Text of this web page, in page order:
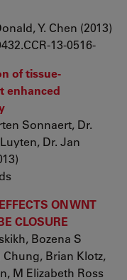
Y. Chen (2013)
13-0516-
of tissue-
enhanced
Sonnaert, Dr.
Dr. Jan
ON WNT
CLOSURE
Bozena S
Brian Klotz,
M Elizabeth Ross